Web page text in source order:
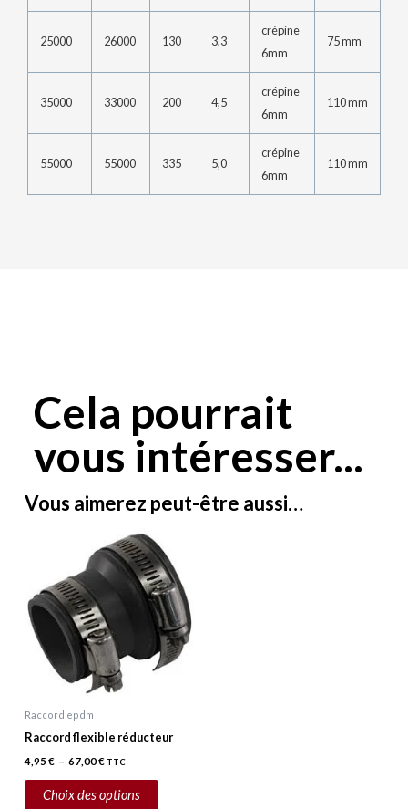
25000 26000 130 3,3
crépine
6mm
75 mm
35000 33000 200 4,5
crépine
6mm
110 mm
55000 55000 335 5,0
crépine
6mm
110 mm
Cela pourrait
vous intéresser...
Vous aimerez peut-être aussi…
Raccord epdm
Raccord flexible réducteur
4,95 € – 67,00€
Plage
de
prix :
4,95 €
à
TTC
Choix des options
produit
a
plusieurs
variations.
Les
choisies